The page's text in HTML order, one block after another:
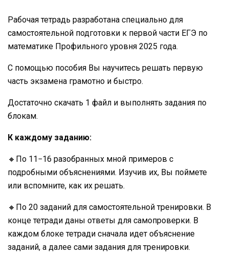
Рабочая тетрадь разработана специально для
самостоятельной подготовки к первой части ЕГЭ по
математике Профильного уровня 2025 года.
С помощью пособия Вы научитесь решать первую
часть экзамена грамотно и быстро.
Достаточно скачать 1 файл и выполнять задания по
блокам.
К каждому заданию:
🔸По 11−16 разобранных мной примеров с
подробными объяснениями. Изучив их, Вы поймете
или вспомните, как их решать.
🔸По 20 заданий для самостоятельной тренировки. В
конце тетради даны ответы для самопроверки. В
каждом блоке тетради сначала идет объяснение
заданий, а далее сами задания для тренировки.